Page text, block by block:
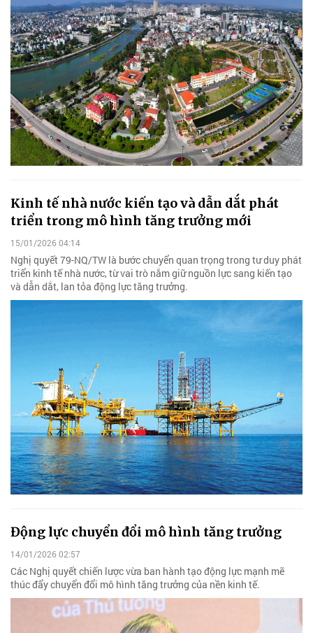
Kinh tế nhà nước kiến tạo và dẫn dắt phát
triển trong mô hình tăng trưởng mới
15/01/2026 04:14
Nghị quyết 79-NQ/TW là bước chuyển quan trọng trong tư duy phát
triển kinh tế nhà nước, từ vai trò nắm giữ nguồn lực sang kiến tạo
và dẫn dắt, lan tỏa động lực tăng trưởng.
Động lực chuyển đổi mô hình tăng trưởng
14/01/2026 02:57
Các Nghị quyết chiến lược vừa ban hành tạo động lực mạnh mẽ
thúc đẩy chuyển đổi mô hình tăng trưởng của nền kinh tế.